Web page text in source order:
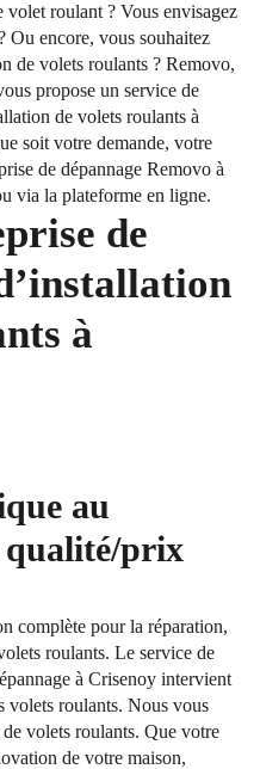
volet roulant ? Vous envisagez
Ou encore, vous souhaitez
de volets roulants ? Removo,
propose un service de
de volets roulants à
soit votre demande, votre
de dépannage Removo à
via la plateforme en ligne.
de
à
au
prix
complète pour la réparation,
roulants. Le service de
à Crisenoy intervient
volets roulants. Nous vous
volets roulants. Que votre
de votre maison,